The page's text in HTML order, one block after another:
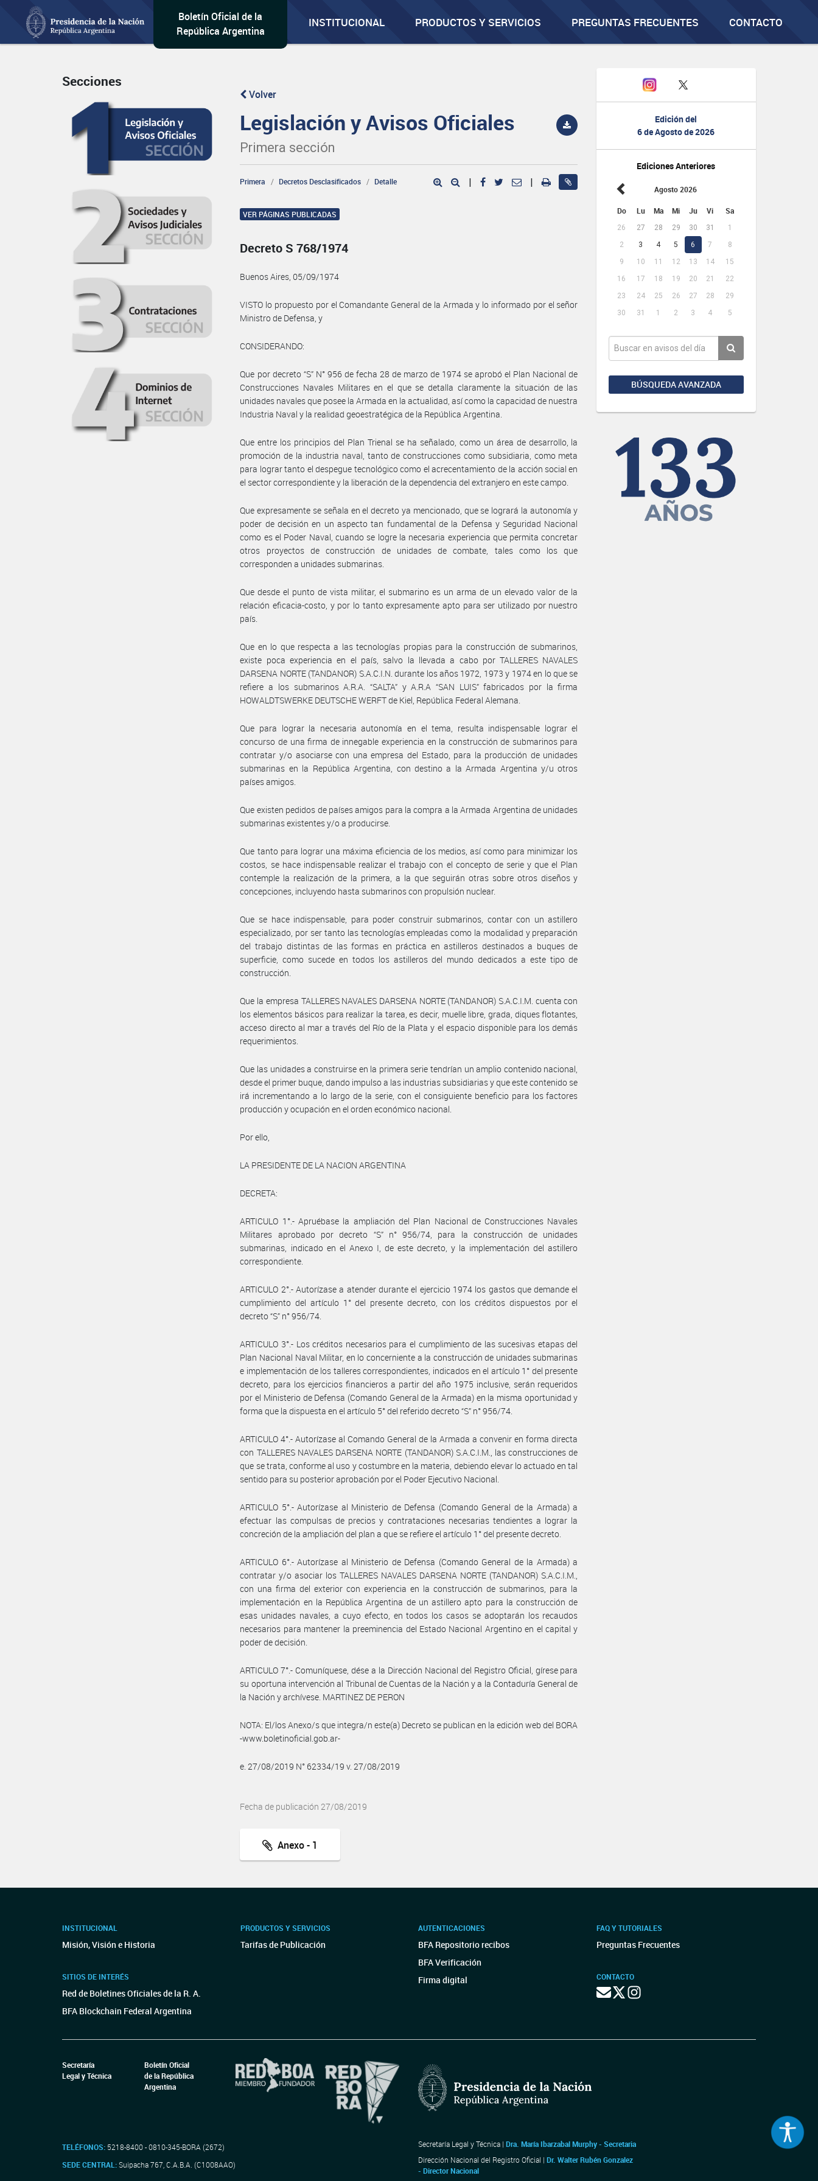
Boletín Oficial de la
República Argentina
INSTITUCIONAL PRODUCTOS Y SERVICIOS PREGUNTAS FRECUENTES CONTACTO
Edición del
6 de Agosto de 2026
Ediciones Anteriores
Agosto 2026
Do Lu Ma Mi Ju Vi Sa
26 27 28 29 30 31
1
2
3 4 5 6 7
8
9
10 11 12 13 14
15
16
17 18 19 20 21
22
23
24 25 26 27 28
29
30
31 1 2 3 4 5
BÚSQUEDA AVANZADA
Secciones
Volver
Legislación y Avisos Oficiales
Primera sección
Primera Decretos Desclasificados Detalle | |
VER PÁGINAS PUBLICADAS
Decreto S 768/1974
Buenos Aires, 05/09/1974
VISTO lo propuesto por el Comandante General de la Armada y lo informado por el señor
Ministro de Defensa, y
CONSIDERANDO:
Que por decreto “S” N° 956 de fecha 28 de marzo de 1974 se aprobó el Plan Nacional de
Construcciones Navales Militares en el que se detalla claramente la situación de las
unidades navales que posee la Armada en la actualidad, así como la capacidad de nuestra
Industria Naval y la realidad geoestratégica de la República Argentina.
Que entre los principios del Plan Trienal se ha señalado, como un área de desarrollo, la
promoción de la industria naval, tanto de construcciones como subsidiaria, como meta
para lograr tanto el despegue tecnológico como el acrecentamiento de la acción social en
el sector correspondiente y la liberación de la dependencia del extranjero en este campo.
Que expresamente se señala en el decreto ya mencionado, que se logrará la autonomía y
poder de decisión en un aspecto tan fundamental de la Defensa y Seguridad Nacional
como es el Poder Naval, cuando se logre la necesaria experiencia que permita concretar
otros proyectos de construcción de unidades de combate, tales como los que
corresponden a unidades submarinas.
Que desde el punto de vista militar, el submarino es un arma de un elevado valor de la
relación eficacia-costo, y por lo tanto expresamente apto para ser utilizado por nuestro
país.
Que en lo que respecta a las tecnologías propias para la construcción de submarinos,
existe poca experiencia en el país, salvo la llevada a cabo por TALLERES NAVALES
DARSENA NORTE (TANDANOR) S.A.C.I.N. durante los años 1972, 1973 y 1974 en lo que se
refiere a los submarinos A.R.A. “SALTA” y A.R.A “SAN LUIS” fabricados por la firma
HOWALDTSWERKE DEUTSCHE WERFT de Kiel, República Federal Alemana.
Que para lograr la necesaria autonomía en el tema, resulta indispensable lograr el
concurso de una firma de innegable experiencia en la construcción de submarinos para
contratar y/o asociarse con una empresa del Estado, para la producción de unidades
submarinas en la República Argentina, con destino a la Armada Argentina y/u otros
países amigos.
Que existen pedidos de países amigos para la compra a la Armada Argentina de unidades
submarinas existentes y/o a producirse.
Que tanto para lograr una máxima eficiencia de los medios, así como para minimizar los
costos, se hace indispensable realizar el trabajo con el concepto de serie y que el Plan
contemple la realización de la primera, a la que seguirán otras sobre otros diseños y
concepciones, incluyendo hasta submarinos con propulsión nuclear.
Que se hace indispensable, para poder construir submarinos, contar con un astillero
especializado, por ser tanto las tecnologías empleadas como la modalidad y preparación
del trabajo distintas de las formas en práctica en astilleros destinados a buques de
superficie, como sucede en todos los astilleros del mundo dedicados a este tipo de
construcción.
Que la empresa TALLERES NAVALES DARSENA NORTE (TANDANOR) S.A.C.I.M. cuenta con
los elementos básicos para realizar la tarea, es decir, muelle libre, grada, diques flotantes,
acceso directo al mar a través del Río de la Plata y el espacio disponible para los demás
requerimientos.
Que las unidades a construirse en la primera serie tendrían un amplio contenido nacional,
desde el primer buque, dando impulso a las industrias subsidiarias y que este contenido se
irá incrementando a lo largo de la serie, con el consiguiente beneficio para los factores
producción y ocupación en el orden económico nacional.
Por ello,
LA PRESIDENTE DE LA NACION ARGENTINA
DECRETA:
ARTICULO 1°.- Apruébase la ampliación del Plan Nacional de Construcciones Navales
Militares aprobado por decreto “S” n° 956/74, para la construcción de unidades
submarinas, indicado en el Anexo I, de este decreto, y la implementación del astillero
correspondiente.
ARTICULO 2°.- Autorízase a atender durante el ejercicio 1974 los gastos que demande el
cumplimiento del artículo 1° del presente decreto, con los créditos dispuestos por el
decreto “S” n° 956/74.
ARTICULO 3°.- Los créditos necesarios para el cumplimiento de las sucesivas etapas del
Plan Nacional Naval Militar, en lo concerniente a la construcción de unidades submarinas
e implementación de los talleres correspondientes, indicados en el artículo 1° del presente
decreto, para los ejercicios financieros a partir del año 1975 inclusive, serán requeridos
por el Ministerio de Defensa (Comando General de la Armada) en la misma oportunidad y
forma que la dispuesta en el artículo 5° del referido decreto “S” n° 956/74.
ARTICULO 4°.- Autorízase al Comando General de la Armada a convenir en forma directa
con TALLERES NAVALES DARSENA NORTE (TANDANOR) S.A.C.I.M., las construcciones de
que se trata, conforme al uso y costumbre en la materia, debiendo elevar lo actuado en tal
sentido para su posterior aprobación por el Poder Ejecutivo Nacional.
ARTICULO 5°.- Autorízase al Ministerio de Defensa (Comando General de la Armada) a
efectuar las compulsas de precios y contrataciones necesarias tendientes a lograr la
concreción de la ampliación del plan a que se refiere el artículo 1° del presente decreto.
ARTICULO 6°.- Autorízase al Ministerio de Defensa (Comando General de la Armada) a
contratar y/o asociar los TALLERES NAVALES DARSENA NORTE (TANDANOR) S.A.C.I.M.,
con una firma del exterior con experiencia en la construcción de submarinos, para la
implementación en la República Argentina de un astillero apto para la construcción de
esas unidades navales, a cuyo efecto, en todos los casos se adoptarán los recaudos
necesarios para mantener la preeminencia del Estado Nacional Argentino en el capital y
poder de decisión.
ARTICULO 7°.- Comuníquese, dése a la Dirección Nacional del Registro Oficial, gírese para
su oportuna intervención al Tribunal de Cuentas de la Nación y a la Contaduría General de
la Nación y archívese. MARTINEZ DE PERON
NOTA: El/los Anexo/s que integra/n este(a) Decreto se publican en la edición web del BORA
-www.boletinoficial.gob.ar-
e. 27/08/2019 N° 62334/19 v. 27/08/2019
Fecha de publicación 27/08/2019
Anexo - 1
INSTITUCIONAL
Misión, Visión e Historia
SITIOS DE INTERÉS
Red de Boletines Oficiales de la R. A.
BFA Blockchain Federal Argentina
PRODUCTOS Y SERVICIOS
Tarifas de Publicación
AUTENTICACIONES
BFA Repositorio recibos
BFA Verificación
Firma digital
FAQ Y TUTORIALES
Preguntas Frecuentes
CONTACTO
Secretaría
Legal y Técnica
Boletín Oficial
de la República
Argentina
TELÉFONOS: 5218-8400 - 0810-345-BORA (2672)
SEDE CENTRAL:Suipacha 767, C.A.B.A. (C1008AAO)
Secretaría Legal y Técnica | Dra. María Ibarzabal Murphy - Secretaria
Dirección Nacional del Registro Oficial | Dr. Walter Rubén Gonzalez
- Director Nacional